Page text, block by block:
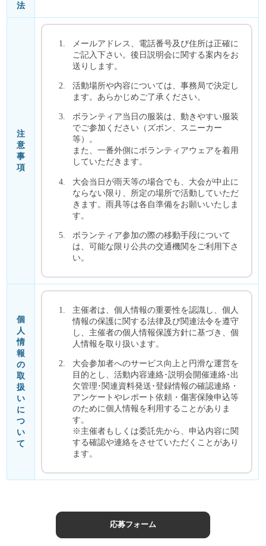
法
注
意
事
項
メールアドレス、電話番号及び住所は正確に
ご記入下さい。後日説明会に関する案内をお
送りします。
活動場所や内容については、事務局で決定し
ます。あらかじめご了承ください。
ボランティア当日の服装は、動きやすい服装
でご参加ください（ズボン、スニーカー
等）。
また、一番外側にボランティアウェアを着用
していただきます。
大会当日が雨天等の場合でも、大会が中止に
ならない限り、所定の場所で活動していただ
きます。雨具等は各自準備をお願いいたしま
す。
ボランティア参加の際の移動手段について
は、可能な限り公共の交通機関をご利用下さ
い。
個
人
情
報
の
取
扱
い
に
つ
い
て
主催者は、個人情報の重要性を認識し、個人
情報の保護に関する法律及び関連法令を遵守
し、主催者の個人情報保護方針に基づき、個
人情報を取り扱います。
大会参加者へのサービス向上と円滑な運営を
目的とし、活動内容連絡･説明会開催連絡･出
欠管理･関連資料発送･登録情報の確認連絡・
アンケートやレポート依頼・傷害保険申込等
のために個人情報を利用することがありま
す。
※主催者もしくは委託先から、申込内容に関
する確認や連絡をさせていただくことがあり
ます。
応募フォーム